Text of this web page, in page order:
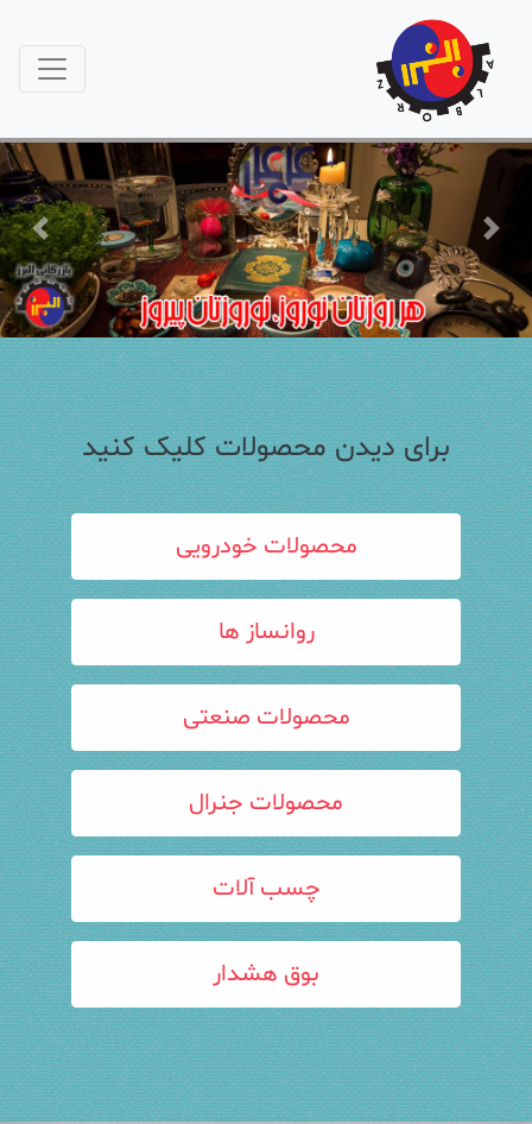
Previous Next
برای دیدن محصولات کلیک کنید
محصولات خودرویی
روانساز ها
محصولات صنعتی
محصولات جنرال
چسب آلات
بوق هشدار